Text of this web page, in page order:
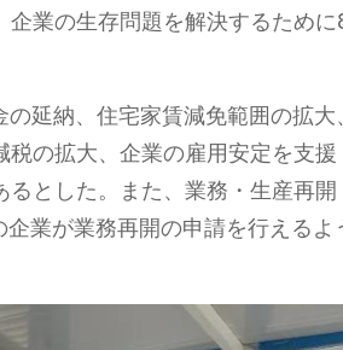
業の生存問題を解決するため
延納、住宅家賃減免範囲の拡大
の拡大、企業の雇用安定を支援
とした。また、業務・生産再開
業が業務再開の申請を行えるよ